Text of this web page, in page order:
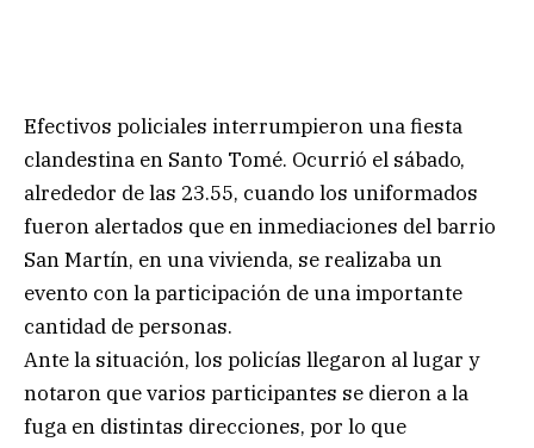
Efectivos policiales interrumpieron una fiesta
clandestina en Santo Tomé. Ocurrió el sábado,
alrededor de las 23.55, cuando los uniformados
fueron alertados que en inmediaciones del barrio
San Martín, en una vivienda, se realizaba un
evento con la participación de una importante
cantidad de personas.
Ante la situación, los policías llegaron al lugar y
notaron que varios participantes se dieron a la
fuga en distintas direcciones, por lo que